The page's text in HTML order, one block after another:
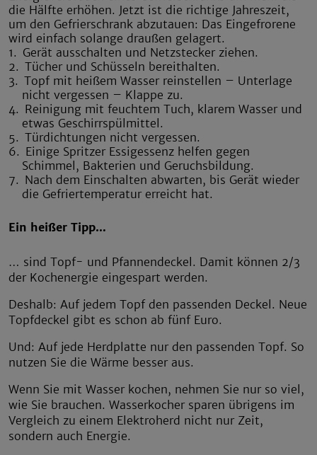
die Hälfte erhöhen. Jetzt ist die richtige Jahreszeit,
um den Gefrierschrank abzutauen: Das Eingefrorene
wird einfach solange draußen gelagert.
1. Gerät ausschalten und Netzstecker ziehen.
2. Tücher und Schüsseln bereithalten.
3. Topf mit heißem Wasser reinstellen – Unterlage
nicht vergessen – Klappe zu.
4. Reinigung mit feuchtem Tuch, klarem Wasser und
etwas Geschirrspülmittel.
5. Türdichtungen nicht vergessen.
6. Einige Spritzer Essigessenz helfen gegen
Schimmel, Bakterien und Geruchsbildung.
7. Nach dem Einschalten abwarten, bis Gerät wieder
die Gefriertemperatur erreicht hat.
Ein heißer Tipp…
… sind Topf- und Pfannendeckel. Damit können 2/3
der Kochenergie eingespart werden.
Deshalb: Auf jedem Topf den passenden Deckel. Neue
Topfdeckel gibt es schon ab fünf Euro.
Und: Auf jede Herdplatte nur den passenden Topf. So
nutzen Sie die Wärme besser aus.
Wenn Sie mit Wasser kochen, nehmen Sie nur so viel,
wie Sie brauchen. Wasserkocher sparen übrigens im
Vergleich zu einem Elektroherd nicht nur Zeit,
sondern auch Energie.